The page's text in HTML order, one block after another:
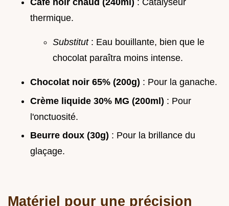
Café noir chaud (240ml) : Catalyseur
thermique.
Substitut: Eau bouillante, bien que le
chocolat paraîtra moins intense.
Chocolat noir 65% (200g) : Pour la ganache.
Crème liquide 30% MG (200ml) : Pour
l'onctuosité.
Beurre doux (30g) : Pour la brillance du
glaçage.
Matériel pour une précision